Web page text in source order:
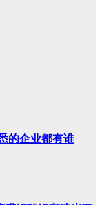
的企业都有谁